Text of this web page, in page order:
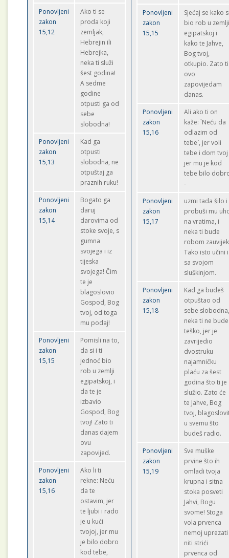
Ponovljeni
zakon
15,12
Ako ti se
proda koji
zemljak,
Hebrejin ili
Hebrejka,
neka ti služi
šest godina!
A sedme
godine
otpusti ga od
sebe
slobodna!
Ponovljeni
zakon
15,13
Kad ga
otpusti
slobodna, ne
otpuštaj ga
praznih ruku!
Ponovljeni
zakon
15,14
Bogato ga
daruj
darovima od
stoke svoje, s
gumna
svojega i iz
tijeska
svojega! Čim
te je
blagoslovio
Gospod, Bog
tvoj, od toga
mu podaj!
Ponovljeni
zakon
15,15
Pomisli na to,
da si i ti
jednoć bio
rob u zemlji
egipatskoj, i
da te je
izbavio
Gospod, Bog
tvoj! Zato ti
danas dajem
ovu
zapovijed.
Ponovljeni
zakon
15,16
Ako li ti
rekne: Neću
da te
ostavim, jer
te ljubi i rado
je u kući
tvojoj, jer mu
je bilo dobro
kod tebe,
Ponovljeni
zakon
15,15
Sjećaj se kako
bio rob u
egipatskoj i
kako te Jahve,
Bog tvoj,
otkupio. Zato ti
ovo
zapovijedam
danas.
Ponovljeni
zakon
15,16
Ali ako ti on
kaže: `Neću da
odlazim od
tebe`, jer voli
tebe i dom
jer mu je kod
tebe bilo
-
Ponovljeni
zakon
15,17
uzmi tada šilo i
probuši mu
na vratima, i
neka ti bude
robom
Tako isto učini i
sa svojom
sluškinjom.
Ponovljeni
zakon
15,18
Kad ga budeš
otpuštao od
sebe
neka ti ne bude
teško, jer je
zavrijedio
dvostruku
najamničku
plaću za šest
godina što ti je
služio. Zato će
te Jahve, Bog
tvoj,
u svemu što
budeš radio.
Ponovljeni
zakon
15,19
Sve muške
prvine što ih
omladi tvoja
krupna i sitna
stoka posveti
Jahvi, Bogu
svome! Stoga
vola prvenca
nemoj uprezati
niti strići
prvenca od